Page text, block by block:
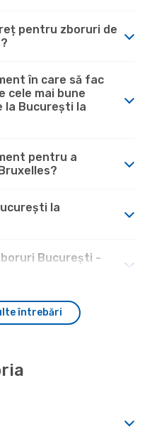
pentru zboruri de
în care să fac
cele mai bune
la București la
pentru a
la
București -
întrebări